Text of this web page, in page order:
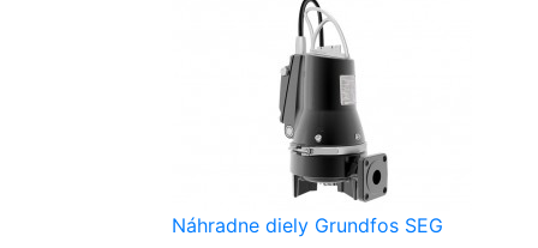
Náhradne diely Grundfos SEG